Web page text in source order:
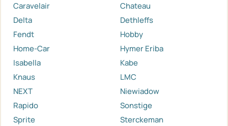
Caravelair
Chateau
Delta
Dethleffs
Fendt
Hobby
Home-Car
Hymer Eriba
Isabella
Kabe
Knaus
LMC
NEXT
Niewiadow
Rapido
Sonstige
Sprite
Sterckeman